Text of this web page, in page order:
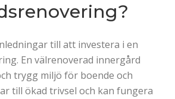
till att investera i en
En välrenoverad innergård
trygg miljö för boende och
till ökad trivsel och kan fungera